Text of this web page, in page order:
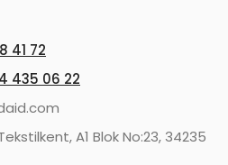
41 72
435 06 22
A1 Blok No:23, 34235